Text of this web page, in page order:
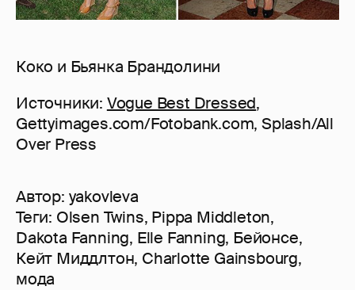
Коко и Бьянка Брандолини
Источники: Vogue Best Dressed,
Gettyimages.com/Fotobank.com, Splash/All
Over Press
Автор: yakovleva
Теги: Olsen Twins, Pippa Middleton,
Dakota Fanning, Elle Fanning, Бейонсе,
Кейт Миддлтон, Charlotte Gainsbourg,
мода